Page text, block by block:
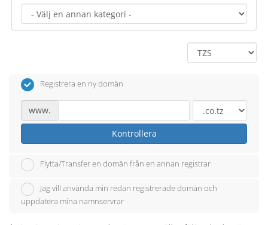
Registrera en ny domän
www.
Kontrollera
Flytta/Transfer en domän från en annan registrar
Jag vill använda min redan registrerade domän och
uppdatera mina namnservrar